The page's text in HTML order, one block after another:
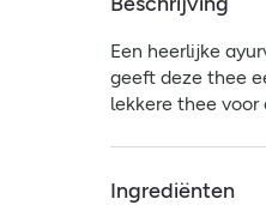
Een heerlijke
geeft deze thee
lekkere thee voor
Ingrediënten